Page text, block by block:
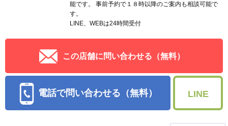
能です。 事前予約で１８時以降のご案内も相談可能で
す。
LINE、WEBは24時間受付
この店舗に問い合わせる（無料）
電話で問い合わせる（無料） LINE